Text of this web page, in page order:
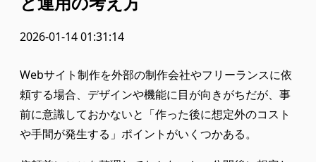
2026-01-14 01:31:14
Webサイト制作を外部の制作会社やフリーランスに依
頼する場合、デザインや機能に目が向きがちだが、事
前に意識しておかないと「作った後に想定外のコスト
や手間が発生する」ポイントがいくつかある。